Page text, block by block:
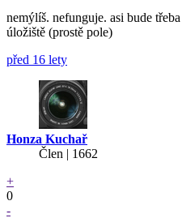
nemýlíš. nefunguje. asi bude
úložiště (prostě pole)
před 16 lety
Honza Kuchař
Člen | 1662
+
0
-